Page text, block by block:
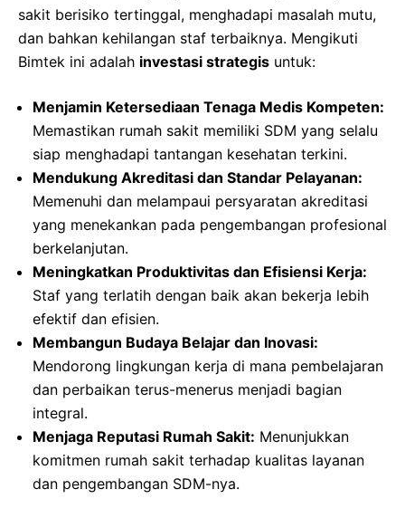
sakit berisiko tertinggal, menghadapi masalah mutu,
dan bahkan kehilangan staf terbaiknya. Mengikuti
Bimtek ini adalah investasi strategis untuk:
Menjamin Ketersediaan Tenaga Medis Kompeten:
Memastikan rumah sakit memiliki SDM yang selalu
siap menghadapi tantangan kesehatan terkini.
Mendukung Akreditasi dan Standar Pelayanan:
Memenuhi dan melampaui persyaratan akreditasi
yang menekankan pada pengembangan profesional
berkelanjutan.
Meningkatkan Produktivitas dan Efisiensi Kerja:
Staf yang terlatih dengan baik akan bekerja lebih
efektif dan efisien.
Membangun Budaya Belajar dan Inovasi:
Mendorong lingkungan kerja di mana pembelajaran
dan perbaikan terus-menerus menjadi bagian
integral.
Menjaga Reputasi Rumah Sakit: Menunjukkan
komitmen rumah sakit terhadap kualitas layanan
dan pengembangan SDM-nya.